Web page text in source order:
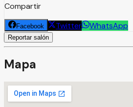
Compartir
Facebook Twitter WhatsApp
Reportar salón
Mapa